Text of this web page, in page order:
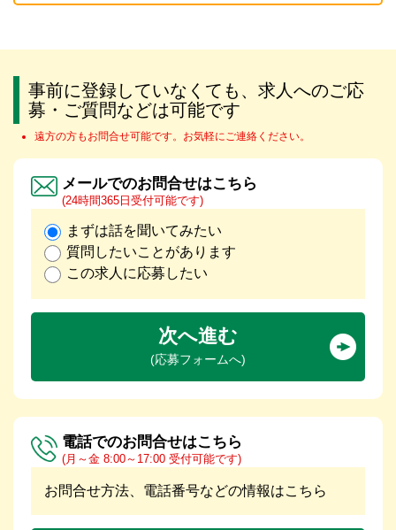
事前に登録していなくても、求人へのご応
募・ご質問などは可能です
遠方の方もお問合せ可能です。お気軽にご連絡ください。
メールでのお問合せはこちら
(24時間365日受付可能です)
まずは話を聞いてみたい
質問したいことがあります
この求人に応募したい
次へ進む
(応募フォームへ)
電話でのお問合せはこちら
(月～金 8:00～17:00 受付可能です)
お問合せ方法、電話番号などの情報はこちら